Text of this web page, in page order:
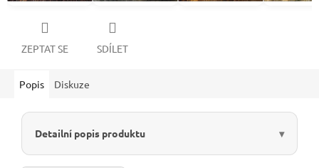
ZEPTAT SE SDÍLET
Popis Diskuze
Detailní popis produktu